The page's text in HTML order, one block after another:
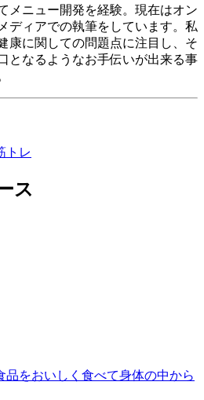
メニュー開発を経験。現在はオン
ディアでの執筆をしています。私
康に関しての問題点に注目し、そ
となるようなお手伝いが出来る事
トレ
ス
品をおいしく食べて身体の中から